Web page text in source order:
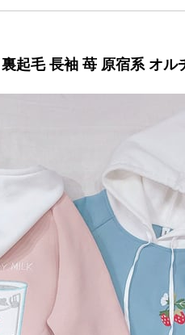
起毛 長袖 苺 原宿系 オル